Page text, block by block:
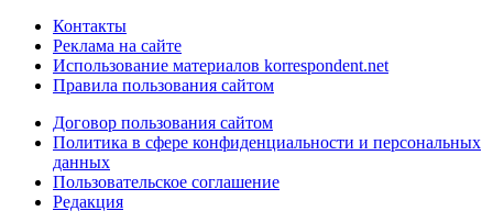
Контакты
Реклама на сайте
Использование материалов korrespondent.net
Правила пользования сайтом
Договор пользования сайтом
Политика в сфере конфиденциальности и персональных
данных
Пользовательское соглашение
Редакция